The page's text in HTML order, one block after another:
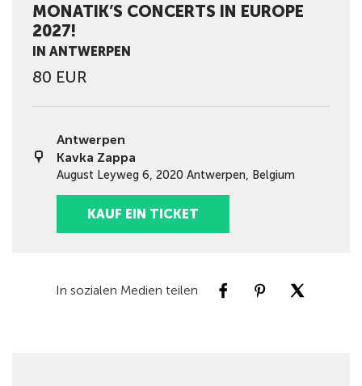
MONATIK’S CONCERTS IN EUROPE
2027!
IN ANTWERPEN
80 EUR
Antwerpen
Kavka Zappa
August Leyweg 6, 2020 Antwerpen, Belgium
KAUF EIN TICKET
In sozialen Medien teilen